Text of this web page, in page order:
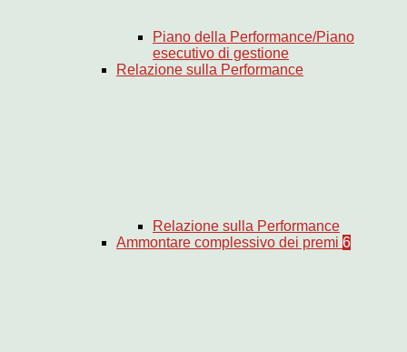
Piano della Performance/Piano
esecutivo di gestione
Relazione sulla Performance
Relazione sulla Performance
Ammontare complessivo dei premi 6